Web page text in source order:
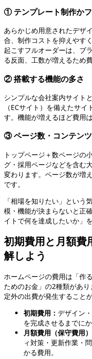
① テンプレート制作か
あらかじめ用意されたデザ
合、制作コストを抑えやす
起こすフルオーダーは、ブ
る反面、工数が増えるため
② 搭載する機能の多さ
シンプルな会社案内サイト
（ECサイト）を備えたサ
す。機能が増えるほど費用
③ ページ数・コンテン
トップページ＋数ページの
グ・採用ページなどを含む
変わります。ページ数が増
です。
「相場を知りたい」という
模・機能が決まらないと正
イトで何を達成したいか」
初期費用と月額費
解しよう
ホームページの費用は「作
ためのお金」の2種類があ
定外の出費が発生することが
初期費用： デザイン
を完成させるまでにか
月額費用（保守費用）
ィ対策・更新作業・
かる費用。